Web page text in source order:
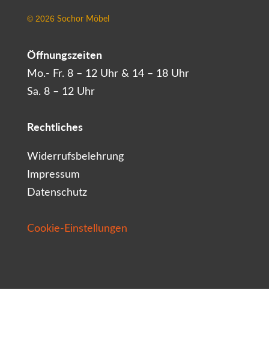
© 2026 Sochor Möbel
Öffnungszeiten
Mo.- Fr. 8 – 12 Uhr & 14 – 18 Uhr
Sa. 8 – 12 Uhr
Rechtliches
Widerrufsbelehrung
Impressum
Datenschutz
Cookie-Einstellungen